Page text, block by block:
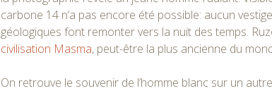
carbone 14 n’a pas encore été possible: aucun
géologiques font remonter vers la nuit des temps.
civilisation Masma, peut-être la plus ancienne du
On retrouve le souvenir de l’homme blanc sur un